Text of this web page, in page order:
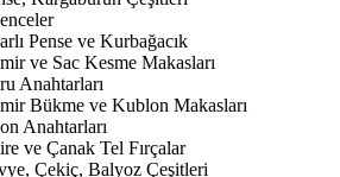
Pense ve Kurbağacık
ve Sac Kesme Makasları
Anahtarları
Bükme ve Kublon Makasları
Anahtarları
ve Çanak Tel Fırçalar
Çekiç, Balyoz Çeşitleri